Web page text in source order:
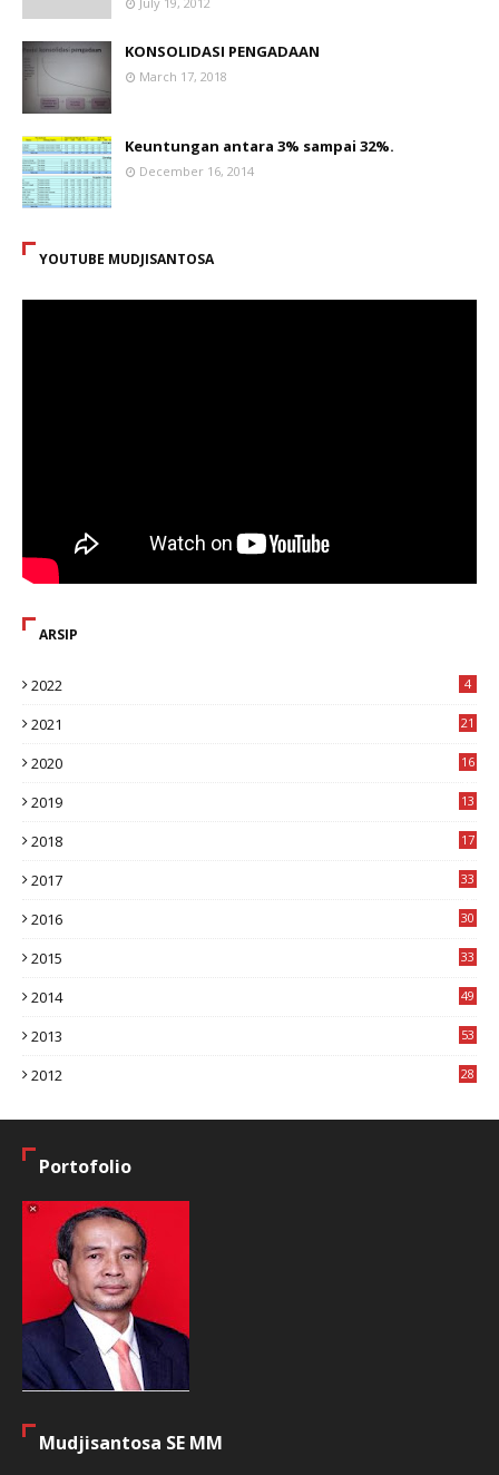
KONSOLIDASI PENGADAAN
March 17, 2018
Keuntungan antara 3% sampai 32%.
December 16, 2014
YOUTUBE MUDJISANTOSA
ARSIP
2022 4
2021 21
2020
16
2019
13
2018
17
2017
33
2016
30
2015
33
2014
49
2013
53
2012
28
Portofolio
Mudjisantosa SE MM